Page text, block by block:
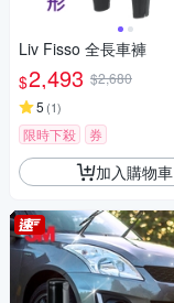
Liv Fisso 全長車褲
$2,493 $2,680
5 (1)
限時下殺 券
加入購物車